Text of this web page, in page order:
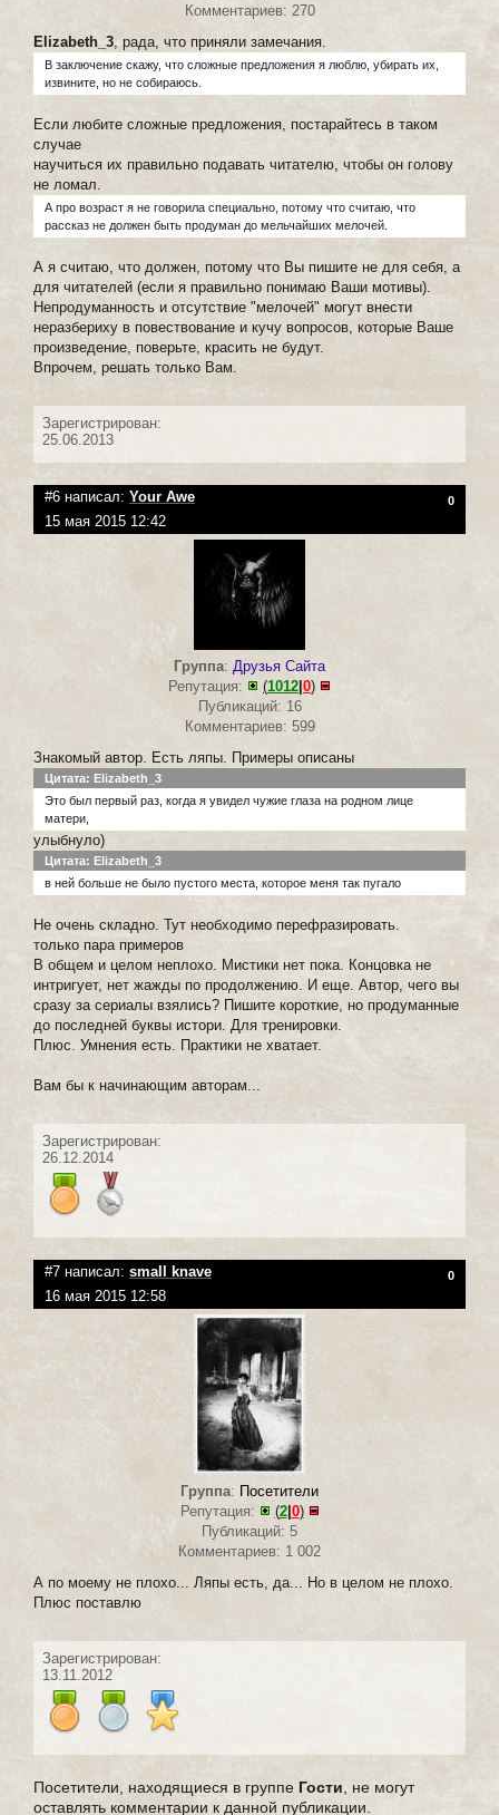
Комментариев: 270
Elizabeth_3 , рада, что приняли замечания.
В заключение скажу, что сложные предложения я люблю, убирать их,
извините, но не собираюсь.
Если любите сложные предложения, постарайтесь в таком
случае
научиться их правильно подавать читателю, чтобы он голову
не ломал.
А про возраст я не говорила специально, потому что считаю, что
рассказ не должен быть продуман до мельчайших мелочей.
А я считаю, что должен, потому что Вы пишите не для себя, а
для читателей (если я правильно понимаю Ваши мотивы).
Непродуманность и отсутствие "мелочей" могут внести
неразбериху в повествование и кучу вопросов, которые Ваше
произведение, поверьте, красить не будут.
Впрочем, решать только Вам.
Зарегистрирован:
25.06.2013
#6 написал: Your Awe 0
15 мая 2015 12:42
Группа: Друзья Сайта
Репутация:
(1012 0)
Публикаций: 16
Комментариев: 599
Знакомый автор. Есть ляпы. Примеры описаны
Цитата: Elizabeth_3
Это был первый раз, когда я увидел чужие глаза на родном лице
матери,
улыбнуло)
Цитата: Elizabeth_3
в ней больше не было пустого места, которое меня так пугало
Не очень складно. Тут необходимо перефразировать.
только пара примеров
В общем и целом неплохо. Мистики нет пока. Концовка не
интригует, нет жажды по продолжению. И еще. Автор, чего вы
сразу за сериалы взялись? Пишите короткие, но продуманные
до последней буквы истори. Для тренировки.
Плюс. Умнения есть. Практики не хватает.
Вам бы к начинающим авторам...
Зарегистрирован:
26.12.2014
#7 написал: small knave 0
16 мая 2015 12:58
Группа: Посетители
Репутация:
(2| 0)
Публикаций: 5
Комментариев: 1 002
А по моему не плохо... Ляпы есть, да... Но в целом не плохо.
Плюс поставлю
Зарегистрирован:
13.11.2012
Посетители, находящиеся в группе Гости , не могут
оставлять комментарии к данной публикации.